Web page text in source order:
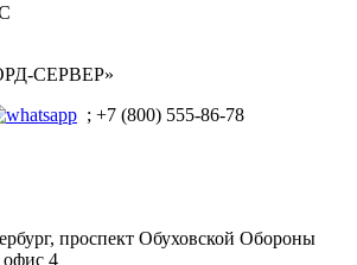
СЕРВЕР»
; +7 (800) 555-86-78
проспект Обуховской Обороны
4